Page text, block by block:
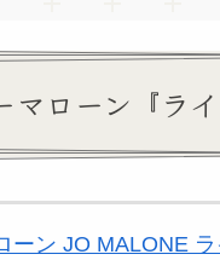
ローン『ライ
ーン JO MALONE